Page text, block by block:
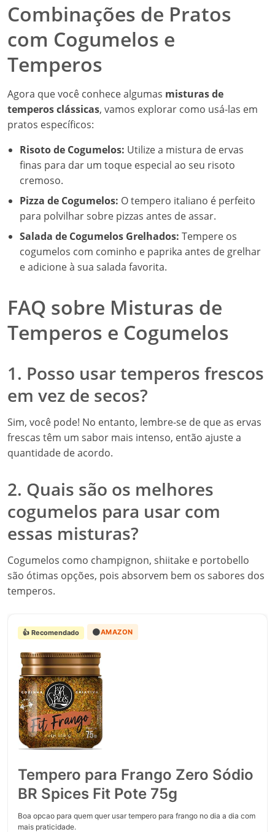
Combinações de Pratos
com Cogumelos e
Temperos
Agora que você conhece algumas misturas de
temperos clássicas, vamos explorar como usá-las em
pratos específicos:
Risoto de Cogumelos: Utilize a mistura de ervas
finas para dar um toque especial ao seu risoto
cremoso.
Pizza de Cogumelos: O tempero italiano é perfeito
para polvilhar sobre pizzas antes de assar.
Salada de Cogumelos Grelhados: Tempere os
cogumelos com cominho e paprika antes de grelhar
e adicione à sua salada favorita.
FAQ sobre Misturas de
Temperos e Cogumelos
1. Posso usar temperos frescos
em vez de secos?
Sim, você pode! No entanto, lembre-se de que as ervas
frescas têm um sabor mais intenso, então ajuste a
quantidade de acordo.
2. Quais são os melhores
cogumelos para usar com
essas misturas?
Cogumelos como champignon, shiitake e portobello
são ótimas opções, pois absorvem bem os sabores dos
temperos.
👍 Recomendado 🟠AMAZON
Tempero para Frango Zero Sódio
BR Spices Fit Pote 75g
Boa opcao para quem quer usar tempero para frango no dia a dia com
mais praticidade.